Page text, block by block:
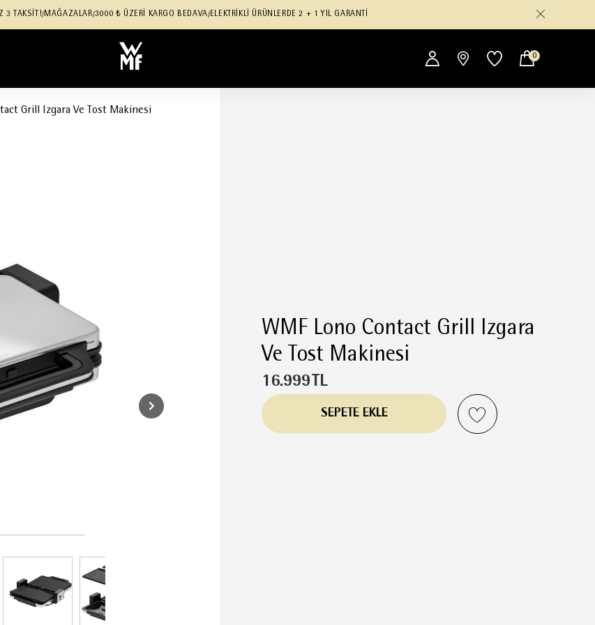
3 TAKSİT!/ MAĞAZALAR/3000 ₺ ÜZERİ KARGO BEDAVA/ELEKTRİKLİ ÜRÜNLERDE 2 + 1 YIL GARANTİ
0
Grill Izgara Ve Tost Makinesi
WMF Lono Contact Grill Izgara
Ve Tost Makinesi
16.999 TL
SEPETE EKLE